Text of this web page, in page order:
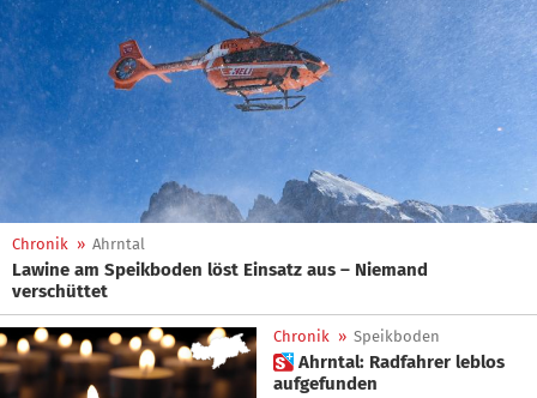
Chronik » Ahrntal
Lawine am Speikboden löst Einsatz aus – Niemand
verschüttet
Chronik » Speikboden
 Ahrntal: Radfahrer leblos
aufgefunden